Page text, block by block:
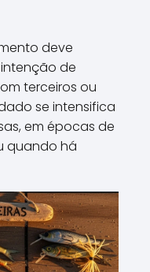
deve
de
terceiros ou
se intensifica
em épocas de
quando há